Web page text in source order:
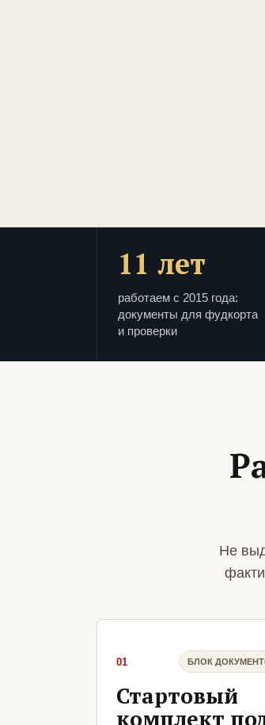
11 лет
работаем с 2015 года:
документы для фудкорта
и проверки
Не
01 БЛОК
Стартовый
комплект